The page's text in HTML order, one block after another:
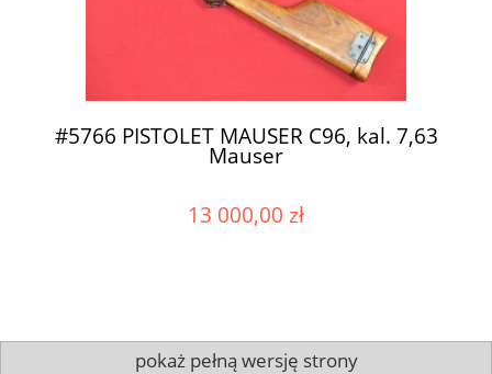
#5766 PISTOLET MAUSER C96, kal. 7,63
Mauser
13 000,00 zł
pokaż pełną wersję strony